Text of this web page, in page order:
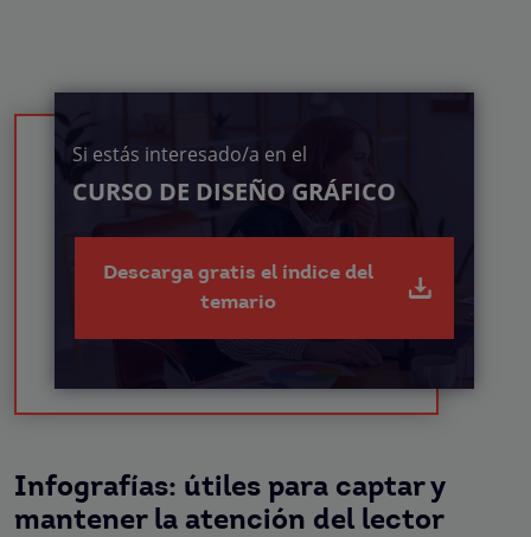
Si estás interesado/a en el
CURSO DE DISEÑO GRÁFICO
Descarga gratis el índice del
temario
Infografías: útiles para captar y
mantener la atención del lector